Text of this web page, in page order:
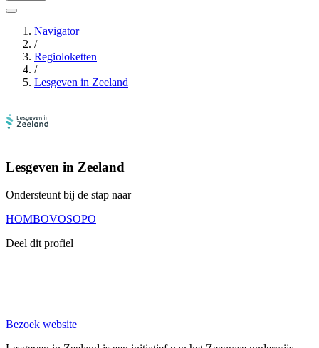
Navigator
/
Regioloketten
/
Lesgeven in Zeeland
Lesgeven in Zeeland
Ondersteunt bij de stap naar
HOMBOVOSOPO
Deel dit profiel
Bezoek website